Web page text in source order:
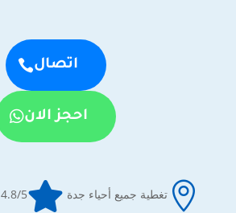
اتصال
احجز الان
 تغطية جميع أحياء جدة 4.8/5 تقييم العملاء